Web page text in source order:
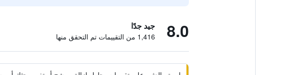
8.0 جيد جدًا
1,416 من التقييمات تم التحقق منها